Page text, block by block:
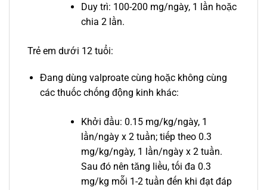
Duy trì: 100-200 mg/ngày, 1 lần hoặc
chia 2 lần.
Trẻ em dưới 12 tuổi:
Đang dùng valproate cùng hoặc không cùng
các thuốc chống động kinh khác:
Khởi đầu: 0.15 mg/kg/ngày, 1
lần/ngày x 2 tuần; tiếp theo 0.3
mg/kg/ngày, 1 lần/ngày x 2 tuần.
Sau đó nên tăng liều, tối đa 0.3
mg/kg mỗi 1-2 tuần đến khi đạt đáp